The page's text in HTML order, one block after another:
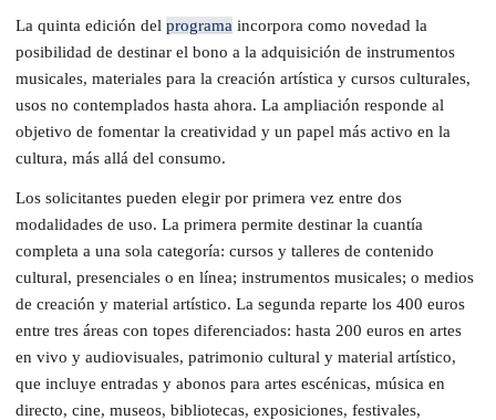
La quinta edición del programa incorpora como novedad la
posibilidad de destinar el bono a la adquisición de instrumentos
musicales, materiales para la creación artística y cursos culturales,
usos no contemplados hasta ahora. La ampliación responde al
objetivo de fomentar la creatividad y un papel más activo en la
cultura, más allá del consumo.
Los solicitantes pueden elegir por primera vez entre dos
modalidades de uso. La primera permite destinar la cuantía
completa a una sola categoría: cursos y talleres de contenido
cultural, presenciales o en línea; instrumentos musicales; o medios
de creación y material artístico. La segunda reparte los 400 euros
entre tres áreas con topes diferenciados: hasta 200 euros en artes
en vivo y audiovisuales, patrimonio cultural y material artístico,
que incluye entradas y abonos para artes escénicas, música en
directo, cine, museos, bibliotecas, exposiciones, festivales,